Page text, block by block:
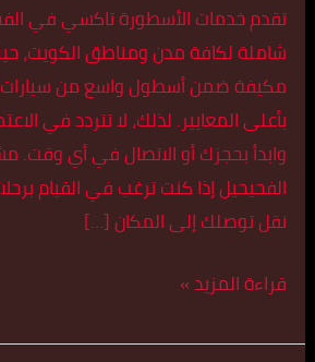
تقدم خدمات الأسطورة تاكسي في
شاملة لكافة مدن ومناطق الكويت،
مكيفة ضمن أسطول واسع من سيارات
بأعلى المعايير. لذلك، لا تتردد في
وابدأ بحجزك أو الاتصال في أي وقت.
الفحيحيل إذا كنت ترغب في القيام
نقل توصلك إلى المكان […]
قراءة المزيد »